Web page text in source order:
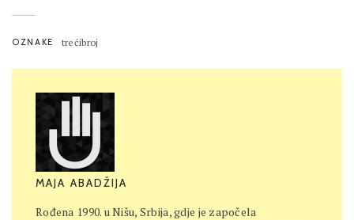
OZNAKE trećibroj
MAJA ABADŽIJA
Rođena 1990. u Nišu, Srbija, gdje je započela